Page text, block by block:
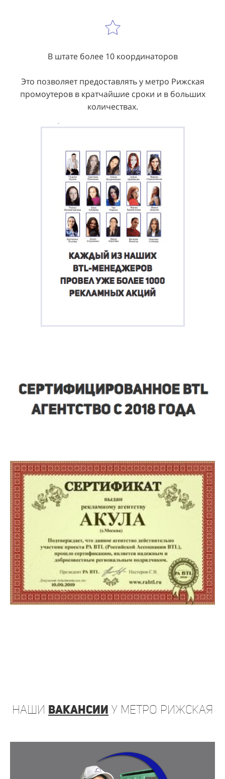
В штате более 10 координаторов
Это позволяет предоставлять у метро Рижская
промоутеров в кратчайшие сроки и в больших
количествах.
наши вакансии у метро Рижская